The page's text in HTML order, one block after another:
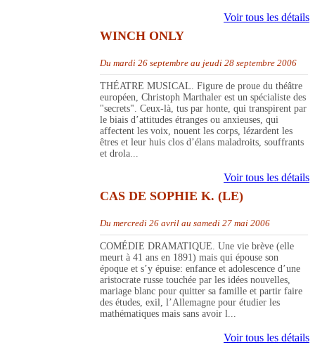
Voir tous les détails
WINCH ONLY
Du mardi 26 septembre au jeudi 28 septembre 2006
THÉATRE MUSICAL. Figure de proue du théâtre
européen, Christoph Marthaler est un spécialiste des
"secrets". Ceux-là, tus par honte, qui transpirent par
le biais d’attitudes étranges ou anxieuses, qui
affectent les voix, nouent les corps, lézardent les
êtres et leur huis clos d’élans maladroits, souffrants
et drola...
Voir tous les détails
CAS DE SOPHIE K. (LE)
Du mercredi 26 avril au samedi 27 mai 2006
COMÉDIE DRAMATIQUE. Une vie brève (elle
meurt à 41 ans en 1891) mais qui épouse son
époque et s’y épuise: enfance et adolescence d’une
aristocrate russe touchée par les idées nouvelles,
mariage blanc pour quitter sa famille et partir faire
des études, exil, l’Allemagne pour étudier les
mathématiques mais sans avoir l...
Voir tous les détails